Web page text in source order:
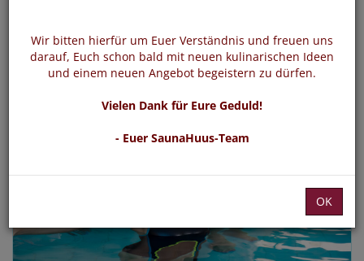
Wir bitten hierfür um Euer Verständnis und freuen uns
darauf, Euch schon bald mit neuen kulinarischen Ideen
und einem neuen Angebot begeistern zu dürfen.
Vielen Dank für Eure Geduld!
- Euer SaunaHuus-Team
OK